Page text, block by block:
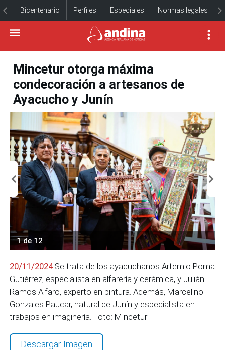
Bicentenario Perfiles Especiales Normas legales
Mincetur otorga máxima
condecoración a artesanos de
Ayacucho y Junín
1 de 12
20/11/2024Se trata de los ayacuchanos Artemio Poma
Gutiérrez, especialista en alfarería y cerámica, y Julián
Ramos Alfaro, experto en pintura. Además, Marcelino
Gonzales Paucar, natural de Junín y especialista en
trabajos en imaginería. Foto: Mincetur
Descargar Imagen